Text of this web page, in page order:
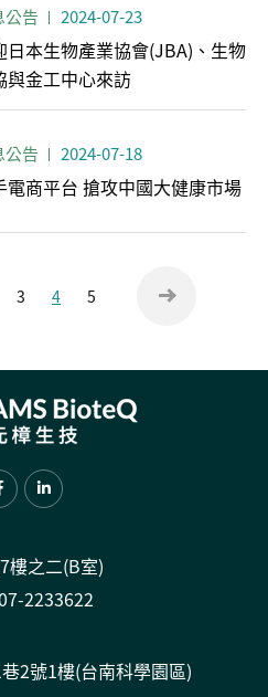
公告 2024-07-23
日本生物產業協會(JBA)、生物
與金工中心來訪
公告 2024-07-18
電商平台 搶攻中國大健康市場
3 4 5
樓之二(B室)
2233622
2號1樓(台南科學園區)